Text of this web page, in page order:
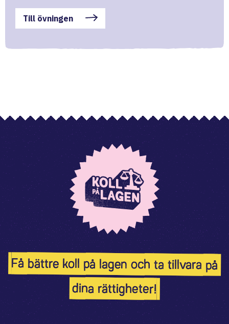
Till övningen
Få bättre koll på lagen och ta tillvara på
dina rättigheter!